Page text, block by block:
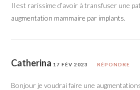
Il est rarissime d’avoir à transfuser une
augmentation mammaire par implants.
Catherina 17 FÉV 2023 RÉPONDRE
Bonjour je voudrai faire une